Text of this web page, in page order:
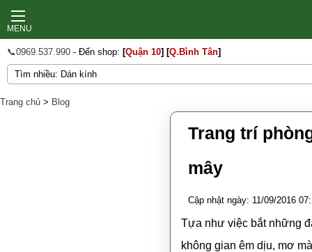
MENU
📞0969.537.990 - Đến shop: [Quận 10] [Q.Bình Tân]
Trang chủ > Blog
Trang trí
mây
Cập nhật ngày: 11/09/2016
Tựa như việc bắt những
không gian êm dịu, mơ